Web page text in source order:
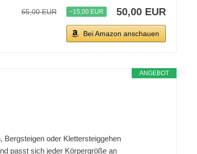
65,00 EUR −15,00 EUR 50,00 EUR
Bei Amazon anschauen
ANGEBOT
oder Klettersteiggehen
passt sich jeder Körpergröße an